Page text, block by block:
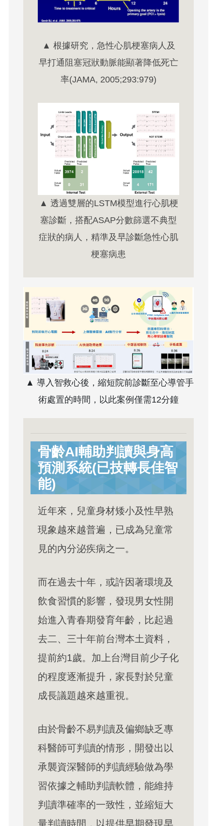
▲ 根據研究，急性心肌梗塞病人及
早打通阻塞冠狀動脈能顯著降低死亡
率(JAMA, 2005;293:979)
▲ 透過雙層的LSTM模型進行心肌梗
塞診斷，搭配ASAP分數篩選不典型
症狀的病人，精準及早診斷急性心肌
梗塞病患
▲ 導入智救心後，縮短院前診斷至心導管手
術處置的時間，以此案例僅需12分鐘
骨齡AI輔助判讀與身高
預測系統(已技轉長佳智
能)
近年來，兒童身材矮小及性早熟
現象越來越普遍，已成為兒童常
見的內分泌疾病之一。
而在過去十年，或許因著環境及
飲食習慣的影響，發現男女性開
始進入青春期發育年齡，比起過
去二、三十年前台灣本土資料，
提前約1歲。加上台灣目前少子化
的程度逐漸提升，家長對於兒童
成長議題越來越重視。
由於骨齡不易判讀及偏鄉缺乏專
科醫師可判讀的情形，開發出以
承襲資深醫師的判讀經驗做為學
習依據之輔助判讀軟體，能維持
判讀準確率的一致性，並縮短大
量判讀時間，以提供早期發現早